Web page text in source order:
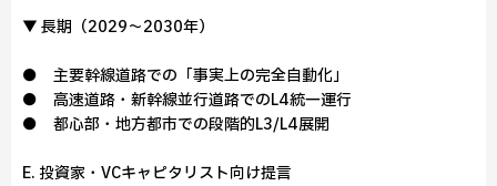
▼ 長期（2029～2030年）
● 主要幹線道路での「事実上の完全自動化」
● 高速道路・新幹線並行道路でのL4統一運行
● 都心部・地方都市での段階的L3/L4展開
E. 投資家・VCキャピタリスト向け提言